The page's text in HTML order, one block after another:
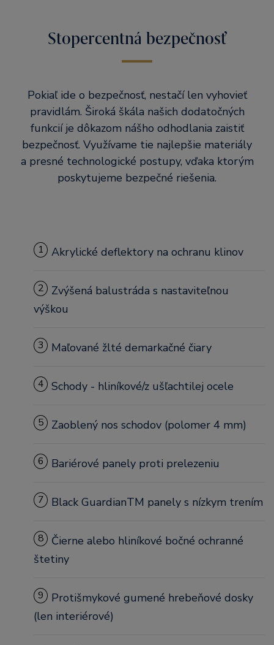
Stopercentná bezpečnosť
Pokiaľ ide o bezpečnosť, nestačí len vyhovieť
pravidlám. Široká škála našich dodatočných
funkcií je dôkazom nášho odhodlania zaistiť
bezpečnosť. Využívame tie najlepšie materiály
a presné technologické postupy, vďaka ktorým
poskytujeme bezpečné riešenia.
1 Akrylické deflektory na ochranu klinov
2
Zvýšená balustráda s nastaviteľnou
výškou
3 Maľované žlté demarkačné čiary
4 Schody - hliníkové/z ušľachtilej ocele
5 Zaoblený nos schodov (polomer 4 mm)
6 Bariérové panely proti prelezeniu
7 Black GuardianTM panely s nízkym trením
8
Čierne alebo hliníkové bočné ochranné
štetiny
9
Protišmykové gumené hrebeňové dosky
(len interiérové)